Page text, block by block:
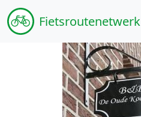
Fietsroutenetwerk